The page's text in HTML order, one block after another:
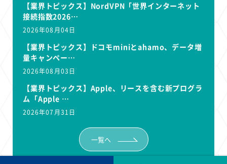
【業界トピックス】NordVPN「世界インターネット
接続指数2026…
2026年08月04日
【業界トピックス】ドコモminiとahamo、データ増
量キャンペー…
2026年08月03日
【業界トピックス】Apple、リースを含む新プログラ
ム「Apple …
2026年07月31日
一覧へ